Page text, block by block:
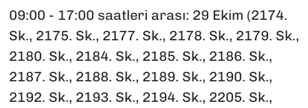
09:00 - 17:00 saatleri arası: 29 Ekim (2174.
Sk., 2175. Sk., 2177. Sk., 2178. Sk., 2179. Sk.,
2180. Sk., 2184. Sk., 2185. Sk., 2186. Sk.,
2187. Sk., 2188. Sk., 2189. Sk., 2190. Sk.,
2192. Sk., 2193. Sk., 2194. Sk., 2205. Sk.,